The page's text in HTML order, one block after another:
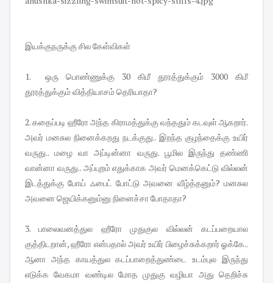
இயக்குநருக்கு சில கேள்விகள்
1. ஒரு பொண்ணுக்கு 30 கிமீ தூரத்துக்கும் 3000 கிமீ
தூரத்துக்கும் வித்தியாசம் தெரியாதா?
2. கதைப்படி ஹீரோ அந்த கிராமத்துக்கு வந்ததும் கடவுள் ஆகறார்.
அவர் மனசுல நினைக்கறது நடக்குது.. இறந்த குழந்தைக்கு உயிர்
வருது.. மழை வா அப்டின்னா வருது. பூமில இருந்து தண்ணி
வான்னா வருது.. அப்புறம் எதுக்காக அவர் மெனக்கெட்டு வில்லன்
இடத்துக்கு போய் ஃபைட் போட்டு அவனை வீழ்த்தனும்? மனசுல
அவனை ஜெயிக்கனும்னு நினைச்சா போதாதா?
3. பாலைவனத்துல ஹீரோ முதுகுல வில்லன் கடப்பறையால
குத்திடறான், ஹீரோ என்பதால் அவர் உயிர் பிழைச்சுக்கறார் ஓக்கே..
ஆனா அந்த காயத்துல கடப்பாறைத்துண்டை உடம்புல இருந்து
எடுக்க வேகமா வண்டில மோத முதுகு வழியா அது தெறிச்சு